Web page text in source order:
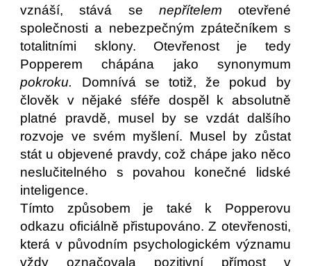
vznáší, stává se nepřítelem otevřené
společnosti a nebezpečným zpátečníkem s
totalitními sklony. Otevřenost je tedy
Popperem chápána jako synonymum
pokroku. Domnívá se totiž, že pokud by
člověk v nějaké sféře dospěl k absolutně
platné pravdě, musel by se vzdát dalšího
rozvoje ve svém myšlení. Musel by zůstat
stát u objevené pravdy, což chápe jako něco
neslučitelného s povahou konečné lidské
inteligence.
Tímto způsobem je také k Popperovu
odkazu oficiálně přistupováno. Z otevřenosti,
která v původním psychologickém významu
vždy označovala pozitivní přímost v